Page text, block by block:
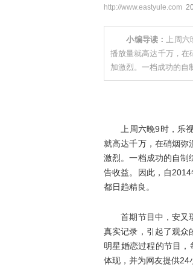
http://www.eastyule.com
小编导读：
上周
播放量就高达千万，在
加激烈。一档成功的自
上周六晚9时，乐视
就高达千万，在硝烟弥
激烈。一档成功的自制
告收益。因此，自2014
都日趋精良。
首期节目中，安又琪
真实记录，引起了观众
明星婚恋过程的节目
体现，并为网友提供24